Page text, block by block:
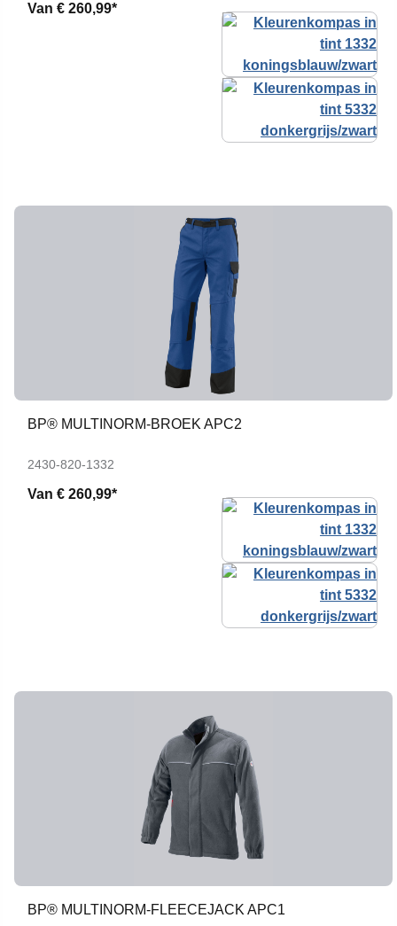
Van € 260,99*
BP® MULTINORM-BROEK APC2
2430-820-1332
Van € 260,99*
BP® MULTINORM-FLEECEJACK APC1